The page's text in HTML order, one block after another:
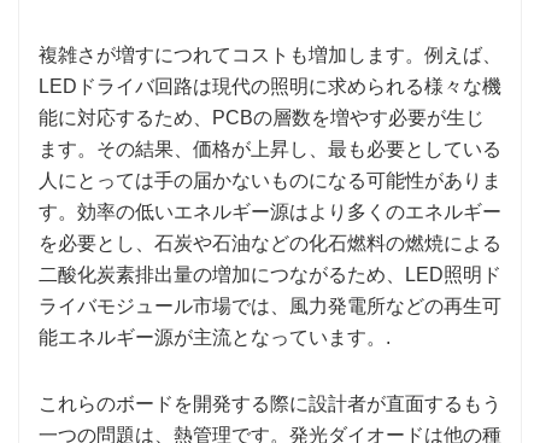
複雑さが増すにつれてコストも増加します。例えば、
LEDドライバ回路は現代の照明に求められる様々な機
能に対応するため、PCBの層数を増やす必要が生じ
ます。その結果、価格が上昇し、最も必要としている
人にとっては手の届かないものになる可能性がありま
す。効率の低いエネルギー源はより多くのエネルギー
を必要とし、石炭や石油などの化石燃料の燃焼による
二酸化炭素排出量の増加につながるため、LED照明ド
ライバモジュール市場では、風力発電所などの再生可
能エネルギー源が主流となっています。.
これらのボードを開発する際に設計者が直面するもう
一つの問題は、熱管理です。発光ダイオードは他の種